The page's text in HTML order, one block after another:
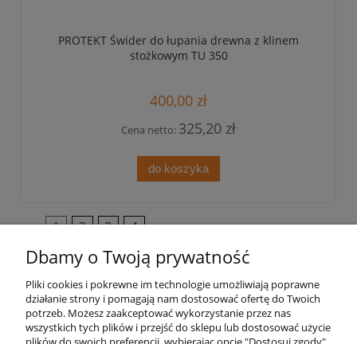
PROTEKT Świder do łupania drewna z klinem
stożkowym TU 350
400,00 zł
Cena netto: 325,20 zł
do koszyka
« 1 2 3 4 »
Pomoc
Strefa treści
Dbamy o Twoją prywatność
Pliki cookies i pokrewne im technologie umożliwiają poprawne
działanie strony i pomagają nam dostosować ofertę do Twoich
potrzeb. Możesz zaakceptować wykorzystanie przez nas
wszystkich tych plików i przejść do sklepu lub dostosować użycie